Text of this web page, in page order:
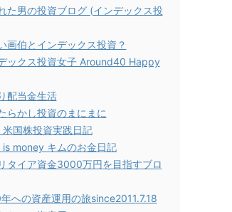
た男の投資ブログ (インデックス投
画伯とインデックス投資？
ックス投資女子 Around40 Happy
配当金生活
らかし投資のまにまに
米国株投資実践日記
is money キムのお金日記
タイア資金3000万円を目指すブロ
への資産運用の旅since2011.7.18